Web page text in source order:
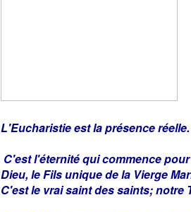
L'Eucharistie est la présence réelle.
C'est l'éternité qui commence
Dieu, le Fils unique de la Vierge
C'est le vrai saint des saints; notre